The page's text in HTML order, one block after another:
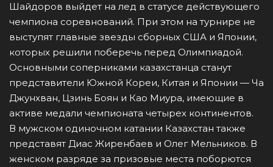
Шайдоров выйдет на лед в статусе действующего
чемпиона соревнований. При этом на турнире не
выступят главные звезды сборных США и Японии,
которых решили поберечь перед Олимпиадой.
Основными соперниками казахстанца станут
представители Южной Кореи, Китая и Японии — Ча
Джунхван, Цзинь Боян и Као Миура, имеющие в
активе медали чемпионата четырех континентов.
В мужском одиночном катании Казахстан также
представят Диас Жиренбаев и Олег Мельников. В
женском разряде за призовые места поборются